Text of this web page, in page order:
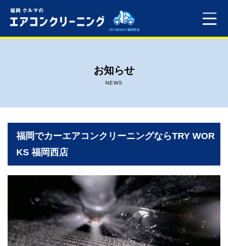
よくある質問
店舗案内
ご依頼・ご予約
施工実績
お知らせ
NEWS
福岡でカーエアコンクリーニングならTRY WOR
KS 福岡西店